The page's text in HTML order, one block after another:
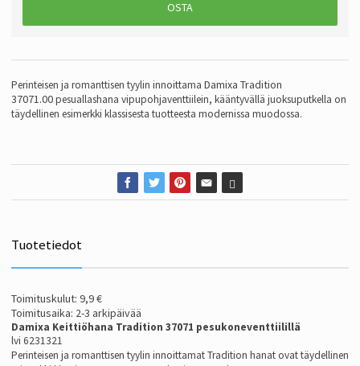
OSTA
Perinteisen ja romanttisen tyylin innoittama Damixa Tradition
37071.00pesuallashana vipupohjaventtiilein, kääntyvällä juoksuputkella on
täydellinen esimerkki klassisesta tuotteesta modernissa muodossa.
Tuotetiedot
Toimituskulut: 9,9 €
Toimitusaika: 2-3 arkipäivää
Damixa Keittiöhana Tradition 37071 pesukoneventtiilillä
lvi 6231321
Perinteisen ja romanttisen tyylin innoittamat Tradition hanat ovat täydellinen